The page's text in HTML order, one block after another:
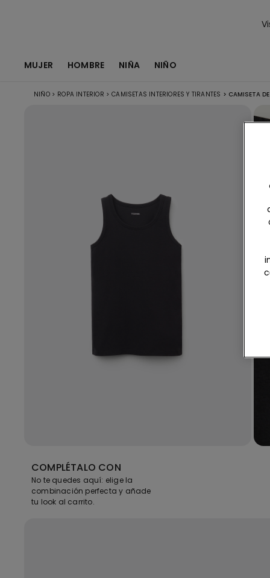
MUJER HOMBRE NIÑA NIÑO
NIÑO > ROPA INTERIOR > CAMISETAS INTERIORES Y TIRANTES > CAMISETA
COMPLÉTALO CON
No te quedes aquí: elige la
combinación perfecta y añade
tu look al carrito.